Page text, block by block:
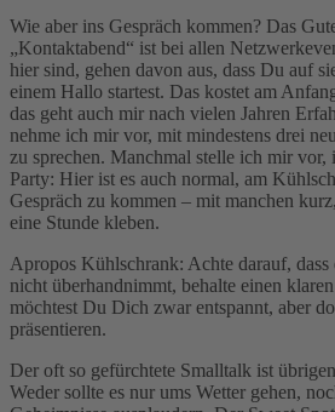
Wie aber ins Gespräch kommen? Das
„Kontaktabend“ ist bei allen
hier sind, gehen davon aus, dass Du auf
einem Hallo startest. Das kostet am
das geht auch mir nach vielen Jahren
nehme ich mir vor, mit mindestens drei
zu sprechen. Manchmal stelle ich mir
Party: Hier ist es auch normal, am
Gespräch zu kommen – mit manchen
eine Stunde kleben.
Apropos Kühlschrank: Achte darauf,
nicht überhandnimmt, behalte einen
möchtest Du Dich zwar entspannt, aber
präsentieren.
Der oft so gefürchtete Smalltalk ist
Weder sollte es nur ums Wetter gehen,